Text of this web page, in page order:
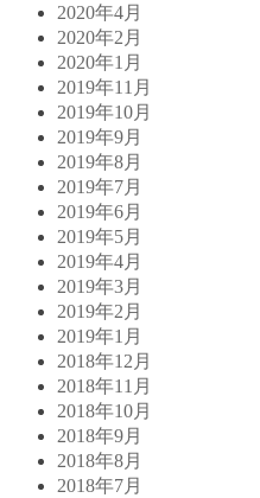
2020年4月
2020年2月
2020年1月
2019年11月
2019年10月
2019年9月
2019年8月
2019年7月
2019年6月
2019年5月
2019年4月
2019年3月
2019年2月
2019年1月
2018年12月
2018年11月
2018年10月
2018年9月
2018年8月
2018年7月